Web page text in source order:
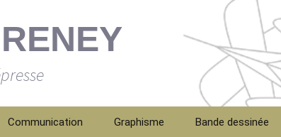
Communication Graphisme Bande dessinée